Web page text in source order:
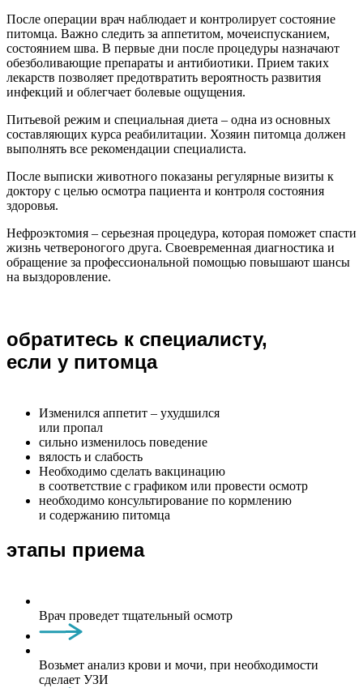
После операции врач наблюдает и контролирует состояние
питомца. Важно следить за аппетитом, мочеиспусканием,
состоянием шва. В первые дни после процедуры назначают
обезболивающие препараты и антибиотики. Прием таких
лекарств позволяет предотвратить вероятность развития
инфекций и облегчает болевые ощущения.
Питьевой режим и специальная диета – одна из основных
составляющих курса реабилитации. Хозяин питомца должен
выполнять все рекомендации специалиста.
После выписки животного показаны регулярные визиты к
доктору с целью осмотра пациента и контроля состояния
здоровья.
Нефроэктомия – серьезная процедура, которая поможет спасти
жизнь четвероногого друга. Своевременная диагностика и
обращение за профессиональной помощью повышают шансы
на выздоровление.
обратитесь к специалисту,
если у питомца
Изменился аппетит – ухудшился
или пропал
сильно изменилось поведение
вялость и слабость
Необходимо сделать вакцинацию
в соответствие с графиком или провести осмотр
необходимо консультирование по кормлению
и содержанию питомца
этапы приема
Врач проведет тщательный осмотр
Возьмет анализ крови и мочи, при необходимости
сделает УЗИ